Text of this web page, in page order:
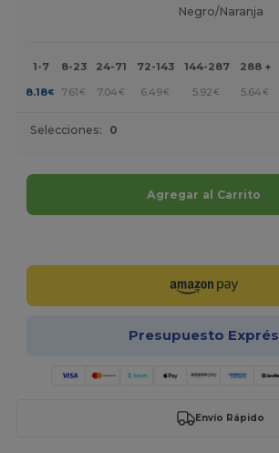
Negro/Naranja
1-7
8-23 24-71 72-143 144-287 288 +
8.18€ 7.61 € 7.04 € 6.49€ 5.92 € 5.64€
Selecciones: 0
Agregar al Carrito
Presupuesto Exprés
Envío Rápido